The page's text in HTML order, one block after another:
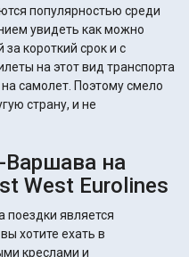
популярностью среди
увидеть как можно
короткий срок и с
на этот вид транспорта
самолет. Поэтому смело
страну, и не
Варшава на
West Eurolines
поездки является
хотите ехать в
креслами и